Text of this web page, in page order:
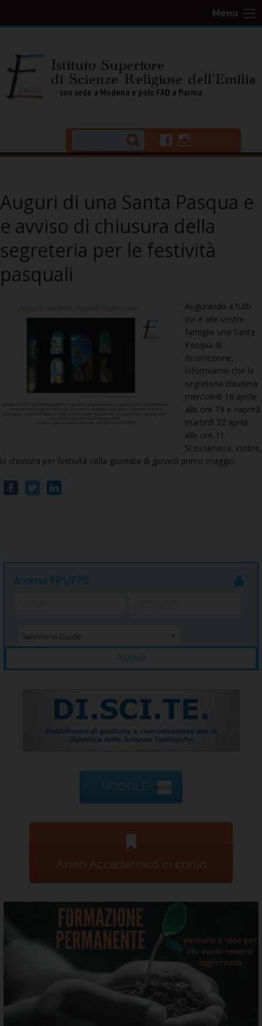
k
t
t
Menu
f
a
o
i
n
g
a
m
con sede a Modena e polo FAD a Parma
Auguri di una Santa Pasqua e
e avviso di chiusura della
segreteria per le festività
pasquali
Augurando a tutti
voi e alle vostre
famiglie una Santa
Pasqua di
Risurrezione,
informiamo che la
segreteria chiuderà
mercoledì 16 aprile
alle ore 19 e riaprirà
martedì 22 aprile
alle ore 11.
Si osserverà, inoltre,
la chiusura per festività nella giornata di giovedì primo maggio.
Accesso PPS/PPD
MOODLE
Anno Accademico in corso